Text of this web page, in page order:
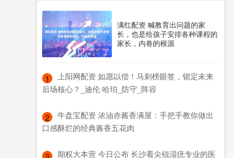
满红配资 喊教育出问题的家
长，也是给孩子安排各种课程的
家长，内卷的根源
1
​上阳网配资 如愿以偿！马刺榜眼签，锁定未来
后场核心？_迪伦·哈珀_防守_阵容
2
​牛盘宝配资 浓油赤酱香满屋：手把手教你做出
口感酥烂的经典酱香五花肉
​期权大本营 今日公布 长沙看尖锐湿疣专业的医